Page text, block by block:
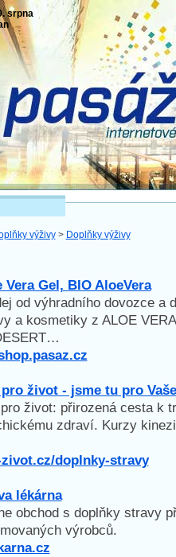
srpna
výživy> Doplňky výživy
Vera Gel, BIO AloeVera
od výhradního dovozce a
a kosmetiky z ALOE
život - jsme tu pro
život: přirozená cesta k
zdraví. Kurzy
doplnky-stravy
lékárna
obchod s doplňky stravy
výrobců.